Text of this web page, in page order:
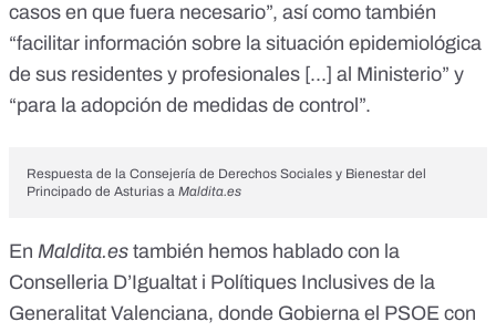
casos en que fuera necesario”, así como también
“facilitar información sobre la situación epidemiológica
de sus residentes y profesionales [...] al Ministerio” y
“para la adopción de medidas de control”.
Respuesta de la Consejería de Derechos Sociales y Bienestar del
Principado de Asturias a Maldita.es
En Maldita.es también hemos hablado con la
Conselleria D’Igualtat i Polítiques Inclusives de la
Generalitat Valenciana, donde Gobierna el PSOE con